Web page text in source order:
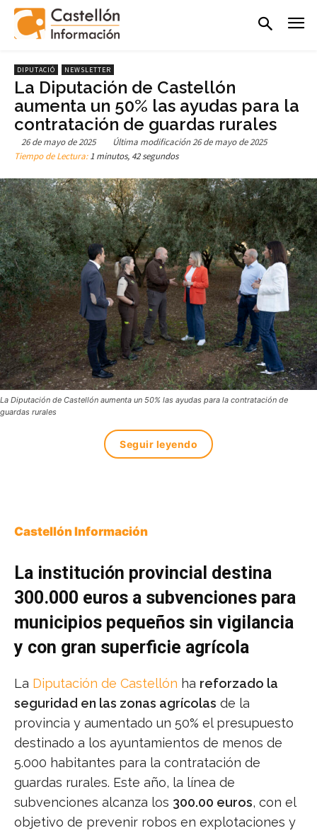
DIPUTACIÓ NEWSLETTER
La Diputación de Castellón
aumenta un 50% las ayudas para la
contratación de guardas rurales
26 de mayo de 2025 Última modificación26 de mayo de 2025
Tiempo de Lectura:1 minutos, 42 segundos
La Diputación de Castellón aumenta un 50% las ayudas para la contratación de
guardas rurales
Seguir leyendo
Castellón Información
La institución provincial destina
300.000 euros a subvenciones para
municipios pequeños sin vigilancia
y con gran superficie agrícola
La Diputación de Castellón ha reforzado la
seguridad en las zonas agrícolas de la
provincia y aumentado un 50% el presupuesto
destinado a los ayuntamientos de menos de
5.000 habitantes para la contratación de
guardas rurales. Este año, la línea de
subvenciones alcanza los 300.00 euros, con el
objetivo de prevenir robos en explotaciones y